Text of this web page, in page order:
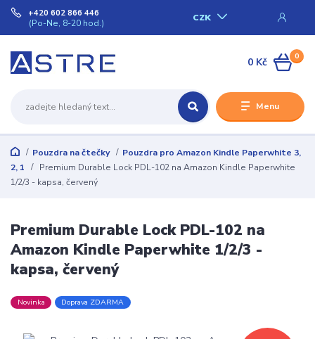
Menu
CZK
+420 602 866 446
(Po-Ne, 8-20 hod.)
0
0 Kč
Pouzdra na čtečky
Pouzdra pro Amazon Kindle Paperwhite 3,
2, 1
Premium Durable Lock PDL-102 na Amazon Kindle Paperwhite
1/2/3 - kapsa, červený
Premium Durable Lock PDL-102 na
Amazon Kindle Paperwhite 1/2/3 -
kapsa, červený
Novinka Doprava ZDARMA